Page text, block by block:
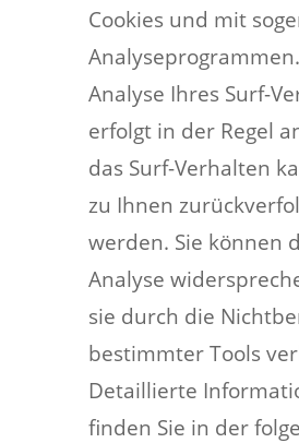
Cookies und mit
Analyse Ihres Surf-
erfolgt in der Regel
das Surf-Verhalten
zu Ihnen
werden. Sie können
Analyse
sie durch die
bestimmter Tools
Detaillierte
finden Sie in der